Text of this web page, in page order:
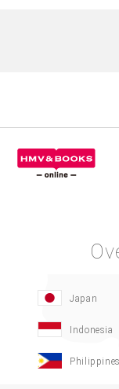
Japan
Indonesia
Philippines